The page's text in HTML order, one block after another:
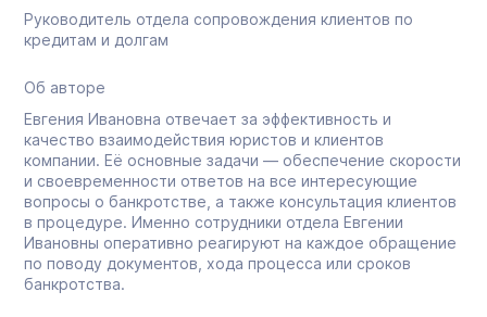
Руководитель отдела сопровождения клиентов по
кредитам и долгам
Об авторе
Евгения Ивановна отвечает за эффективность и
качество взаимодействия юристов и клиентов
компании. Её основные задачи — обеспечение скорости
и своевременности ответов на все интересующие
вопросы о банкротстве, а также консультация клиентов
в процедуре. Именно сотрудники отдела Евгении
Ивановны оперативно реагируют на каждое обращение
по поводу документов, хода процесса или сроков
банкротства.